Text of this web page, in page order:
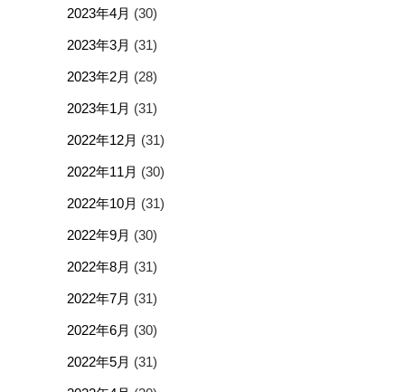
2023年4月 (30)
2023年3月 (31)
2023年2月 (28)
2023年1月 (31)
2022年12月 (31)
2022年11月 (30)
2022年10月 (31)
2022年9月 (30)
2022年8月 (31)
2022年7月 (31)
2022年6月 (30)
2022年5月 (31)